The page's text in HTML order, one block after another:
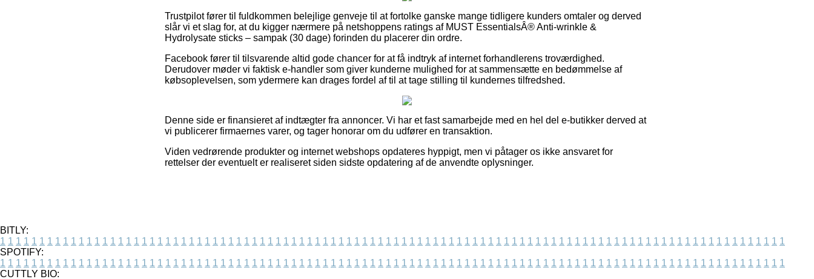
Trustpilot fører til fuldkommen belejlige genveje til at fortolke ganske mange tidligere kunders omtaler og derved
slår vi et slag for, at du kigger nærmere på netshoppens ratings af MUST EssentialsÂ® Anti-wrinkle &
Hydrolysate sticks – sampak (30 dage) forinden du placerer din ordre.
Facebook fører til tilsvarende altid gode chancer for at få indtryk af internet forhandlerens troværdighed.
Derudover møder vi faktisk e-handler som giver kunderne mulighed for at sammensætte en bedømmelse af
købsoplevelsen, som ydermere kan drages fordel af til at tage stilling til kundernes tilfredshed.
Denne side er finansieret af indtægter fra annoncer. Vi har et fast samarbejde med en hel del e-butikker derved at
vi publicerer firmaernes varer, og tager honorar om du udfører en transaktion.
Viden vedrørende produkter og internet webshops opdateres hyppigt, men vi påtager os ikke ansvaret for
rettelser der eventuelt er realiseret siden sidste opdatering af de anvendte oplysninger.
BITLY:
1 1 1 1 1 1 1 1 1 1 1 1 1 1 1 1 1 1 1 1 1 1 1 1 1 1 1 1 1 1 1 1 1 1 1 1 1 1 1 1 1 1 1 1 1 1 1 1 1 1 1 1 1 1 1 1 1 1 1 1 1 1 1 1 1 1 1 1 1 1 1 1 1 1 1 1 1 1 1 1 1 1 1 1 1 1 1 1 1 1 1 1 1 1 1 1 1 1 1 1
SPOTIFY:
1 1 1 1 1 1 1 1 1 1 1 1 1 1 1 1 1 1 1 1 1 1 1 1 1 1 1 1 1 1 1 1 1 1 1 1 1 1 1 1 1 1 1 1 1 1 1 1 1 1 1 1 1 1 1 1 1 1 1 1 1 1 1 1 1 1 1 1 1 1 1 1 1 1 1 1 1 1 1 1 1 1 1 1 1 1 1 1 1 1 1 1 1 1 1 1 1 1 1 1
CUTTLY BIO: